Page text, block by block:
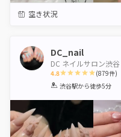
空き状況
DC_nail
DC ネイルサロン渋谷
4.8
1 2 3 4 5
(879件)
渋谷駅から徒歩5分